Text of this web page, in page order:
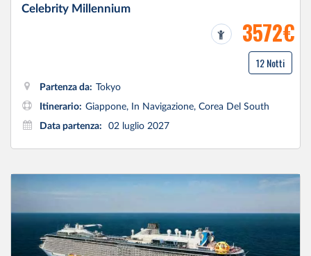
Celebrity Millennium
3572€
12 Notti
Partenza da: Tokyo
Itinerario: Giappone, In Navigazione, Corea Del South
Data partenza:
02 luglio 2027